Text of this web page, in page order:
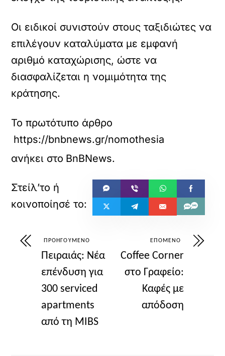
Οι ειδικοί συνιστούν στους ταξιδιώτες να
επιλέγουν καταλύματα με εμφανή
αριθμό καταχώρισης, ώστε να
διασφαλίζεται η νομιμότητα της
κράτησης.
Το πρωτότυπο άρθρο
https://bnbnews.gr/nomothesia/37476/
ανήκει στο BnBNews.
ΠΡΟΗΓΟΎΜΕΝΟ
Πειραιάς: Νέα
επένδυση για
300 serviced
apartments
από τη MIBS
ΕΠΌΜΕΝΟ
Coffee Corner
στο Γραφείο:
Καφές με
απόδοση